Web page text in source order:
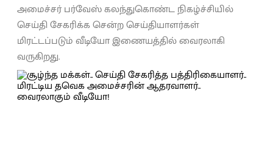
அமைச்சர் பர்வேஸ் கலந்துகொண்ட நிகழ்ச்சியில்
செய்தி சேகரிக்க சென்ற செய்தியாளர்கள்
மிரட்டப்படும் வீடியோ இணையத்தில் வைரலாகி
வருகிறது.